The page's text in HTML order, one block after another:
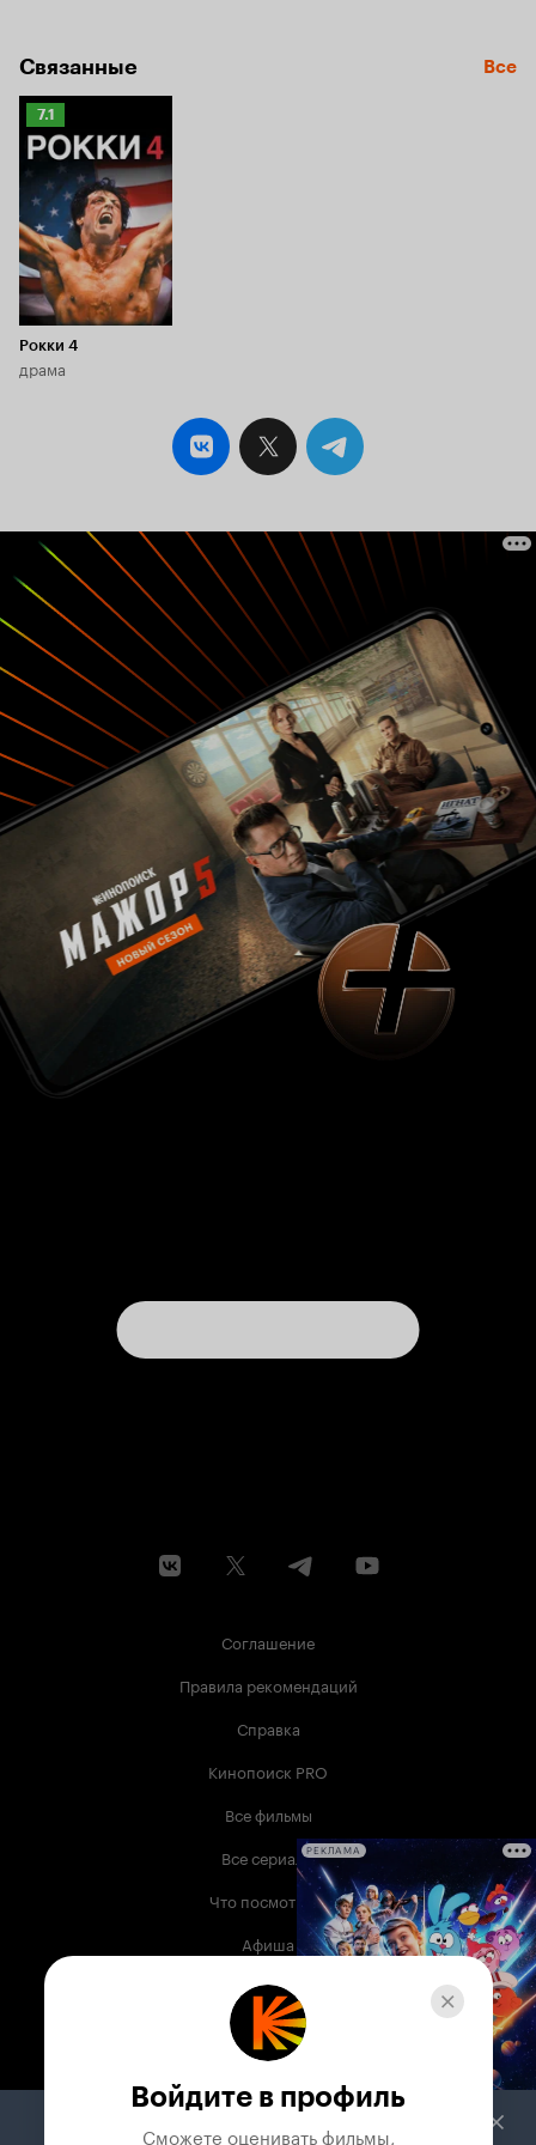
Связанные Все
Рейтинг
Кинопоиска
7.1
7.1
Рокки 4
драма
Соглашение
Правила рекомендаций
Справка
Кинопоиск PRO
Все фильмы
Все сериалы
Что посмотреть
Афиша
Музыка
Телепрограмма
Служба поддержки
РЕКЛАМА
Войдите в профиль
Сможете оценивать фильмы,